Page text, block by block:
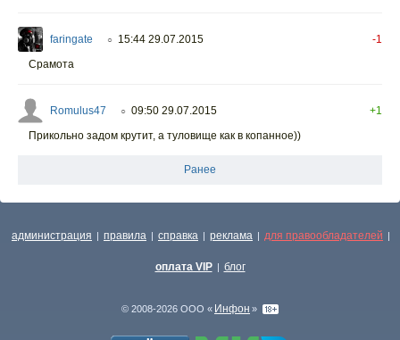
faringate ○ 15:44 29.07.2015
-1
Срамота
Romulus47 ○ 09:50 29.07.2015
+1
Прикольно задом крутит, а туловище как в копанное))
Ранее
администрация | правила | справка | реклама | для правообладателей |
оплата VIP | блог
© 2008-2026 ООО « Инфон »